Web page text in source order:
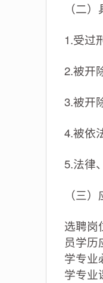
（二
1.受过
2.被开
3.被开
4.被依
5.法律
（三
选聘岗
员学
学专业
学专业